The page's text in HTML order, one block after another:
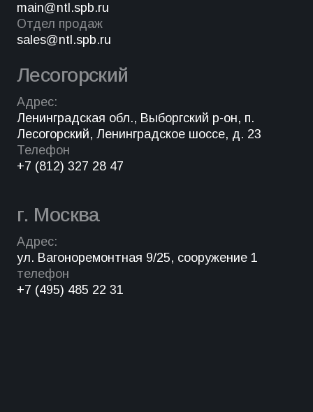
main@ntl.spb.ru
Отдел продаж
sales@ntl.spb.ru
Лесогорский
Адрес:
Ленинградская обл., Выборгский р-он, п.
Лесогорский, Ленинградское шоссе, д. 23
Телефон
+7 (812) 327 28 47
г. Москва
Адрес:
ул. Вагоноремонтная 9/25, сооружение 1
телефон
+7 (495) 485 22 31